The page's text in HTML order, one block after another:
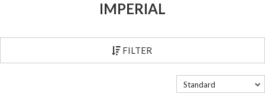
IMPERIAL
FILTER
Standard